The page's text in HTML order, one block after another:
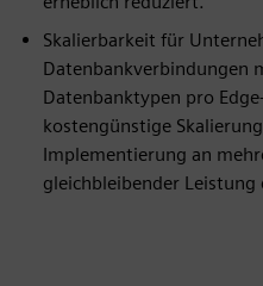
Skalierbarkeit für
Datenbankverbindungen
Datenbanktypen pro
kostengünstige
Implementierung an
gleichbleibender